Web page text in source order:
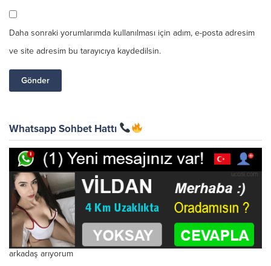
Daha sonraki yorumlarımda kullanılması için adım, e-posta adresim
ve site adresim bu tarayıcıya kaydedilsin.
Whatsapp Sohbet Hattı
arkadaş arıyorum